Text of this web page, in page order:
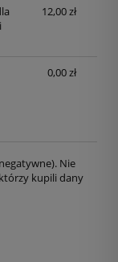
12,00 zł
0,00 zł
Nie
kupili dany